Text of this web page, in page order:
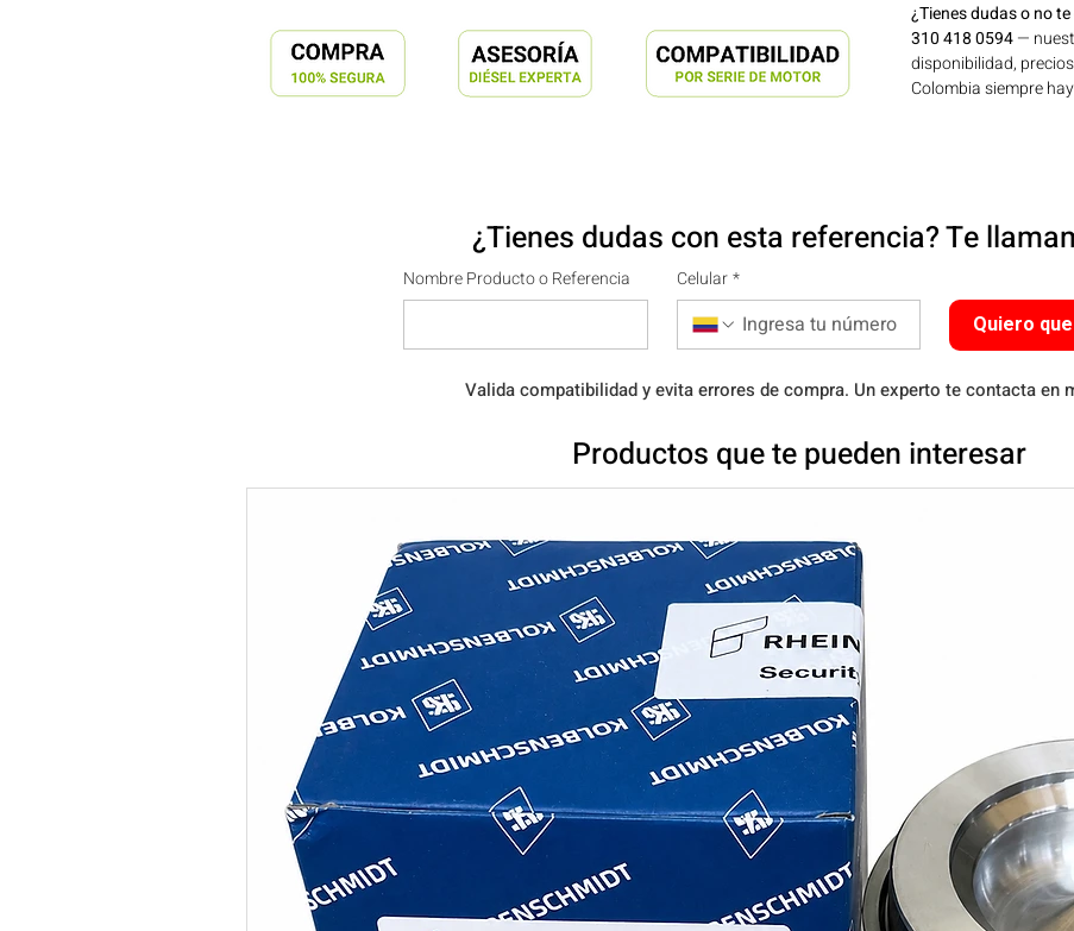
¿Tienes dudas o no
310 418 0594—
disponibilidad,
Colombia siempre
¿Tienes dudas con esta referencia? Te
Nombre Producto o Referencia Celular *
Quiero
Valida compatibilidad y evita errores de compra. Un experto te contacta en
Productos que te pueden interesar